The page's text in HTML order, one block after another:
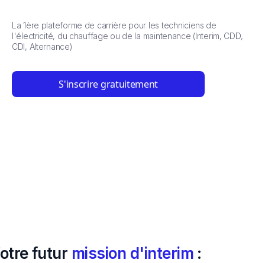
La 1ère plateforme de carrière pour les techniciens de
l'électricité, du chauffage ou de la maintenance (Interim, CDD,
CDI, Alternance)
S'inscrire gratuitement
futur mission d'interim :